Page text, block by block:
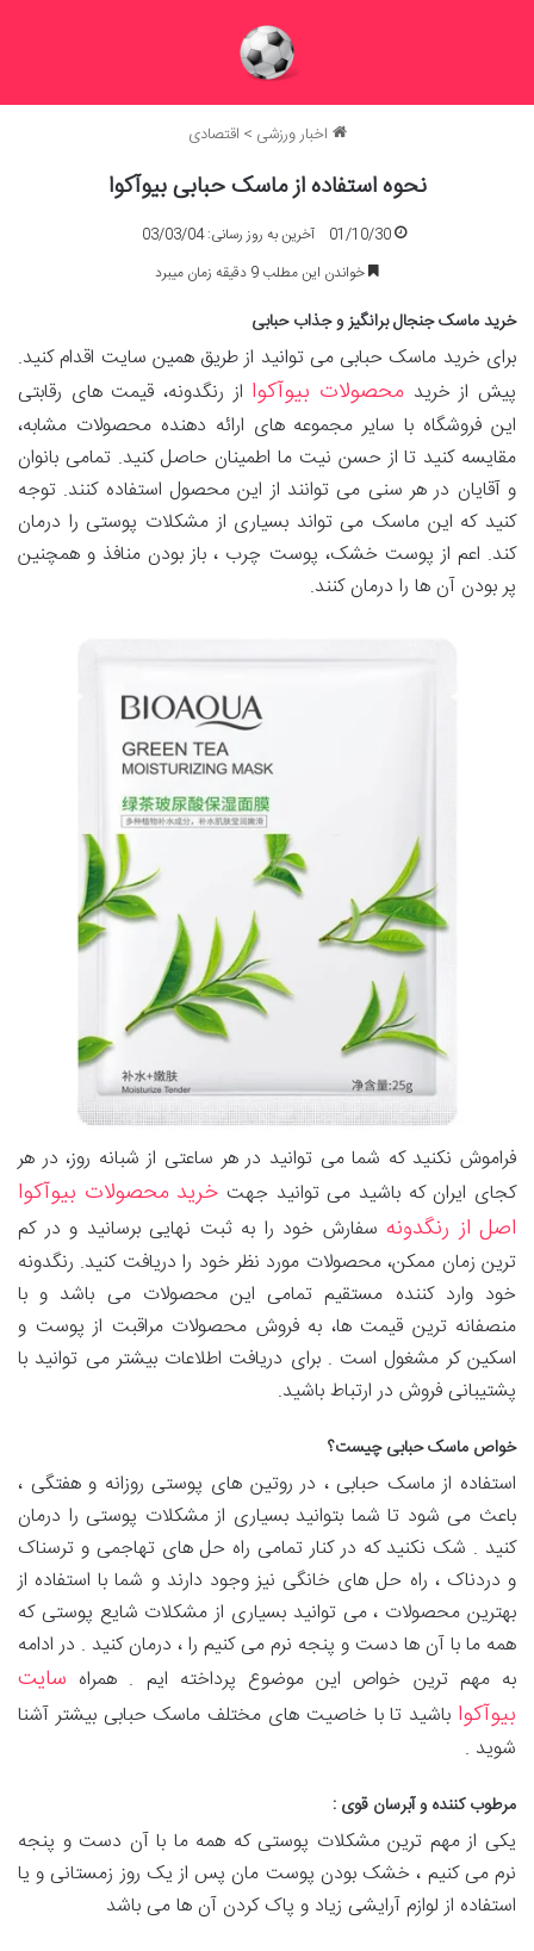
اخبار ورزشی > اقتصادی
نحوه استفاده از ماسک حبابی بیوآکوا
01/10/30
آخرین به روز رسانی: 03/03/04
خواندن این مطلب 9 دقیقه زمان میبرد
خرید ماسک جنجال برانگیز و جذاب حبابی
برای خرید ماسک حبابی می توانید از طریق همین سایت اقدام کنید.
پیش از خرید محصولات بیوآکوا از رنگدونه، قیمت‌ های رقابتی
این فروشگاه با سایر مجموعه های ارائه دهنده محصولات مشابه،
مقایسه کنید تا از حسن نیت ما اطمینان حاصل کنید. تمامی بانوان
و آقایان در هر سنی می توانند از این محصول استفاده کنند. توجه
کنید که این ماسک می‌ تواند بسیاری از مشکلات پوستی را درمان
کند. اعم از پوست خشک، پوست چرب ، باز بودن منافذ و همچنین
پر بودن آن ها را درمان کنند.
فراموش نکنید که شما می توانید در هر ساعتی از شبانه روز، در هر
کجای ایران که باشید می توانید جهت خرید محصولات بیوآکوا
اصل از رنگدونه سفارش خود را به ثبت نهایی برسانید و در کم
ترین زمان ممکن، محصولات مورد نظر خود را دریافت کنید. رنگدونه
خود وارد کننده مستقیم تمامی این محصولات می باشد و با
منصفانه ترین قیمت ها، به فروش محصولات مراقبت از پوست و
اسکین کر مشغول است . برای دریافت اطلاعات بیشتر می‌ توانید با
پشتیبانی فروش در ارتباط باشید.
خواص ماسک حبابی چیست؟
استفاده از ماسک حبابی ، در روتین های پوستی روزانه و هفتگی ،
باعث می شود تا شما بتوانید بسیاری از مشکلات پوستی را درمان
کنید . شک نکنید که در کنار تمامی راه حل های تهاجمی و ترسناک
و دردناک ، راه حل های خانگی نیز وجود دارند و شما با استفاده از
بهترین محصولات ، می توانید بسیاری از مشکلات شایع پوستی که
همه ما با آن ها دست و پنجه نرم می‌ کنیم را ، درمان کنید . در ادامه
به مهم ترین خواص این موضوع پرداخته ایم . همراه سایت
بیوآکوا باشید تا با خاصیت های مختلف ماسک حبابی بیشتر آشنا
شوید .
مرطوب کننده و آبرسان قوی :
یکی از مهم ترین مشکلات پوستی که همه ما با آن دست و پنجه
نرم می کنیم ، خشک بودن پوست مان پس از یک روز زمستانی و یا
استفاده از لوازم آرایشی زیاد و پاک کردن آن ها می باشد